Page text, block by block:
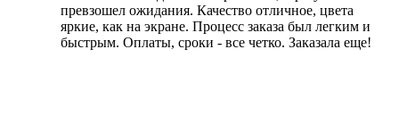
превзошел ожидания. Качество отличное, цвета
яркие, как на экране. Процесс заказа был легким и
быстрым. Оплаты, сроки - все четко. Заказала еще!